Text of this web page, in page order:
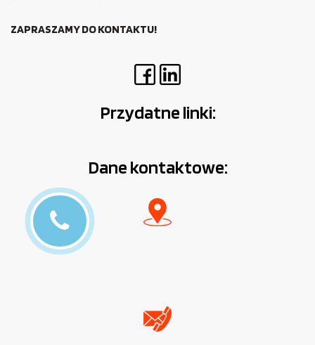
ZAPRASZAMY DO KONTAKTU!
Przydatne linki:
Dane kontaktowe: